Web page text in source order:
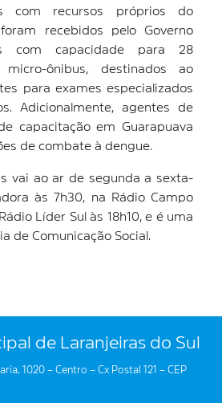
com recursos próprios do
recebidos pelo Governo
com capacidade para 28
ônibus, destinados ao
para exames especializados
Adicionalmente, agentes de
capacitação em Guarapuava
de combate à dengue.
vai ao ar de segunda a sexta-
às 7h30, na Rádio Campo
Líder Sul às 18h10, e é uma
de Comunicação Social.
de Laranjeiras do Sul
1020 – Centro – Cx Postal 121 – CEP